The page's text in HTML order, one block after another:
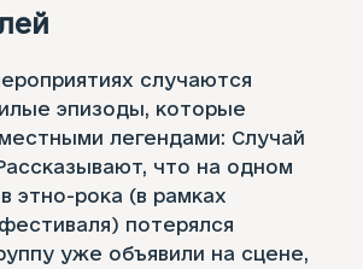
случаются
эпизоды, которые
легендами: Случай
что на одном
этно-рока (в рамках
потерялся
уже объявили на сцене,